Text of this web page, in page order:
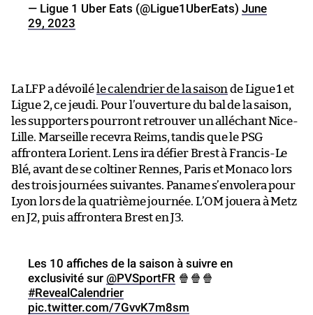
— Ligue 1 Uber Eats (@Ligue1UberEats) June
29, 2023
La LFP a dévoilé le calendrier de la saison de Ligue 1 et
Ligue 2, ce jeudi. Pour l’ouverture du bal de la saison,
les supporters pourront retrouver un alléchant Nice-
Lille. Marseille recevra Reims, tandis que le PSG
affrontera Lorient. Lens ira défier Brest à Francis-Le
Blé, avant de se coltiner Rennes, Paris et Monaco lors
des trois journées suivantes. Paname s’envolera pour
Lyon lors de la quatrième journée. L’OM jouera à Metz
en J2, puis affrontera Brest en J3.
Les 10 affiches de la saison à suivre en
exclusivité sur @PVSportFR 🍿🍿🍿
#RevealCalendrier
pic.twitter.com/7GvvK7m8sm